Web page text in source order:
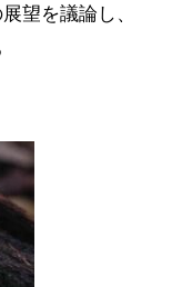
望を議論し、